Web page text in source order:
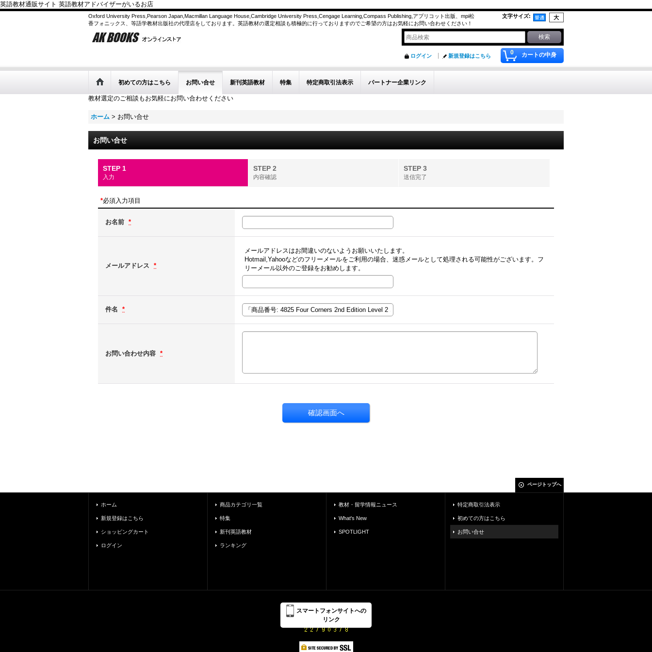
英語教材通販サイト 英語教材アドバイザーがいるお店
Oxford University Press,Pearson Japan,Macmillan Language House,Cambridge University Press,Cengage Learning,Compass Publishing,アプリコット出版、mpi松
香フォニックス、等語学教材出版社の代理店をしております。英語教材の選定相談も積極的に行っておりますのでご希望の方はお気軽にお問い合わせください！
文字サイズ:
0 カートの中身
ログイン 新規登録はこちら
初めての方はこちら お問い合せ 新刊英語教材 特集 特定商取引法表示 パートナー企業リンク
教材選定のご相談もお気軽にお問い合わせください
ホーム > お問い合せ
お問い合せ
STEP 1
入力
STEP 2
内容確認
STEP 3
送信完了
*必須入力項目
お名前 *
メールアドレス *
メールアドレスはお間違いのないようお願いいたします。
Hotmail,Yahooなどのフリーメールをご利用の場合、迷惑メールとして処理される可能性がございます。フ
リーメール以外のご登録をお勧めします。
件名 *
お問い合わせ内容 *
ページトップへ
ホーム
新規登録はこちら
ショッピングカート
ログイン
商品カテゴリ一覧
特集
新刊英語教材
ランキング
教材・留学情報ニュース
What's New
SPOTLIGHT
特定商取引法表示
初めての方はこちら
お問い合せ
スマートフォンサイトへの
リンク